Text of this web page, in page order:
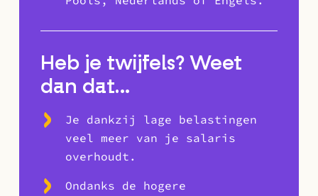
Heb je twijfels? Weet
dan dat…
Je dankzij lage belastingen
veel meer van je salaris
overhoudt.
Ondanks de hogere